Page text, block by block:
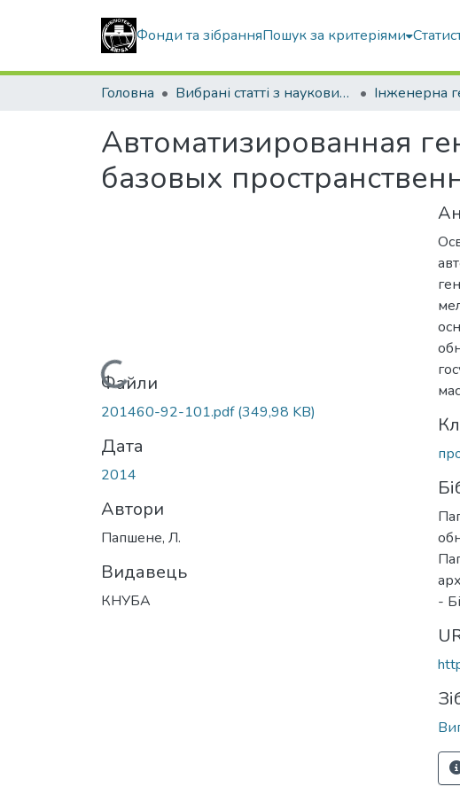
Фонди та зібранняПошук за критеріями
Головна Вибрані статті з наукових збірників КНУБА Інженерна
Автоматизированная
базовых
Вантажиться...
Файли
201460-92-101.pdf(349,98 KB)
Дата
2014
Автори
Папшене, Л.
Видавець
КНУБА
-